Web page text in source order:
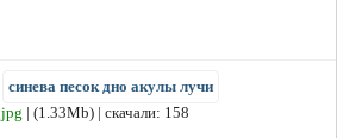
синева песок дно акулы лучи
jpg | (1.33Mb) | скачали: 158